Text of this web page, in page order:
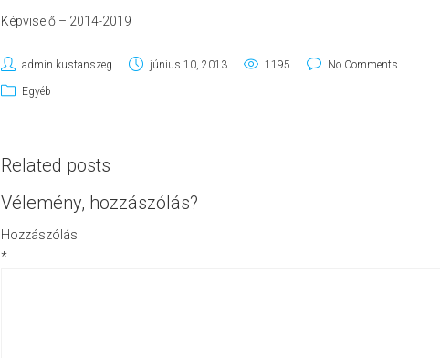
Képviselő – 2014-2019
admin.kustanszeg június 10, 2013 1195 No Comments
Egyéb
Related posts
Vélemény, hozzászólás?
Hozzászólás
*